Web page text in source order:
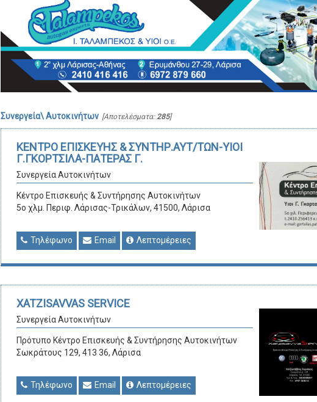
Συνεργεία\ Αυτοκινήτων [Αποτελέσματα: 285]
ΚΕΝΤΡΟ ΕΠΙΣΚΕΥΗΣ & ΣΥΝΤΗΡ.ΑΥΤ/ΤΩΝ-ΥΙΟΙ
Γ.ΓΚΟΡΤΣΙΛΑ-ΠΑΤΕΡΑΣ Γ.
Συνεργεία Αυτοκινήτων
Κέντρο Επισκευής & Συντήρησης Αυτοκινήτων
5ο χλμ. Περιφ. Λάρισας-Τρικάλων, 41500, Λάρισα
Τηλέφωνο Email Λεπτομέρειες
XATZISAVVAS SERVICE
Συνεργεία Αυτοκινήτων
Πρότυπο Κέντρο Επισκευής & Συντήρησης Αυτοκινήτων
Σωκράτους 129, 413 36, Λάρισα
Τηλέφωνο Email Λεπτομέρειες